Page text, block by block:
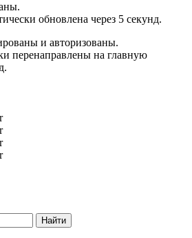
обновлена через 5 секунд.
и авторизованы.
перенаправлены на главную